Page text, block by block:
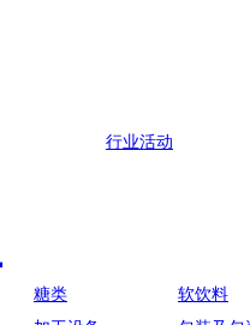
行业活动
糖类
软饮料